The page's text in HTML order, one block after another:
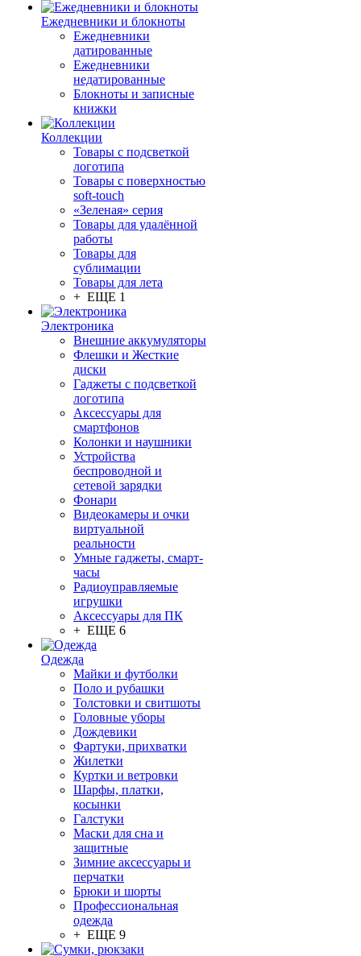
Ежедневники и блокноты
Ежедневники
датированные
Ежедневники
недатированные
Блокноты и записные
книжки
Коллекции
Товары с подсветкой
логотипа
Товары с поверхностью
soft-touch
«Зеленая» серия
Товары для удалённой
работы
Товары для
сублимации
Товары для лета
+ ЕЩЕ 1
Электроника
Внешние аккумуляторы
Флешки и Жесткие
диски
Гаджеты с подсветкой
логотипа
Аксессуары для
смартфонов
Колонки и наушники
Устройства
беспроводной и
сетевой зарядки
Фонари
Видеокамеры и очки
виртуальной
реальности
Умные гаджеты, смарт-
часы
Радиоуправляемые
игрушки
Аксессуары для ПК
+ ЕЩЕ 6
Одежда
Майки и футболки
Поло и рубашки
Толстовки и свитшоты
Головные уборы
Дождевики
Фартуки, прихватки
Жилетки
Куртки и ветровки
Шарфы, платки,
косынки
Галстуки
Маски для сна и
защитные
Зимние аксессуары и
перчатки
Брюки и шорты
Профессиональная
одежда
+ ЕЩЕ 9